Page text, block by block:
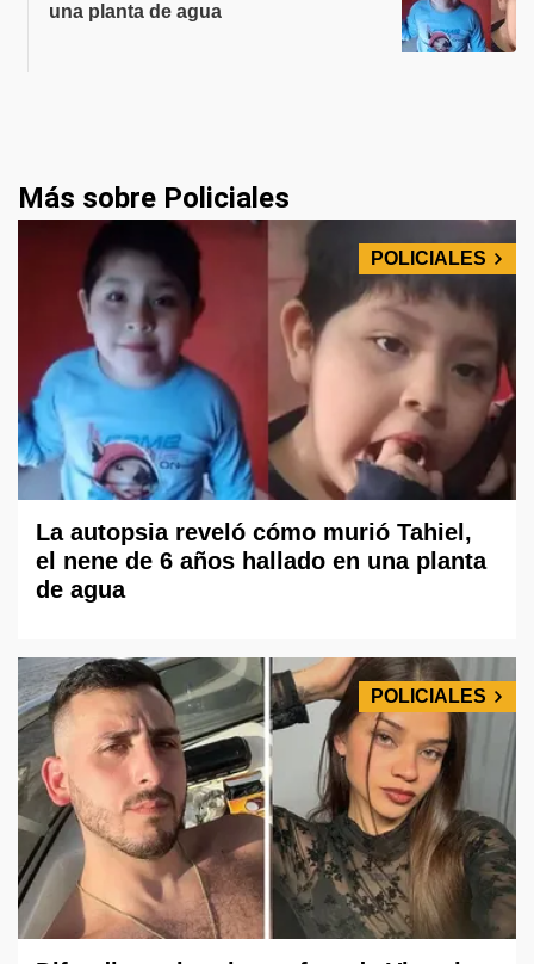
una planta de agua
Más sobre Policiales
POLICIALES
La autopsia reveló cómo murió Tahiel,
el nene de 6 años hallado en una planta
de agua
POLICIALES